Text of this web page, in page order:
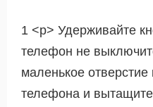
1 <р> Удерживайте
телефон не
маленькое отверстие
телефона и